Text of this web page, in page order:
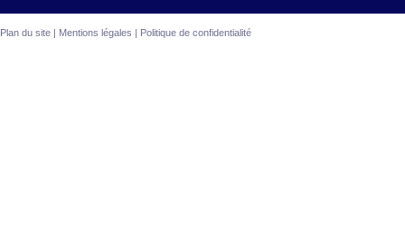
Plan du site | Mentions légales | Politique de confidentialité